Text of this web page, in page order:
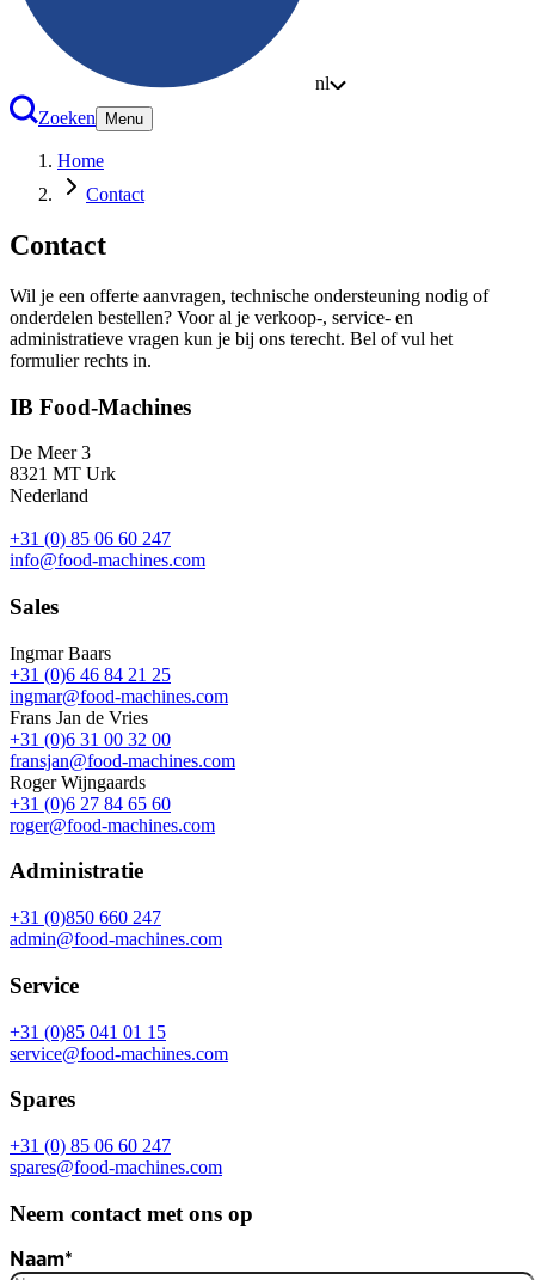
nl
Zoeken
Menu
Home
Contact
Contact
Wil je een offerte aanvragen, technische ondersteuning nodig of
onderdelen bestellen? Voor al je verkoop-, service- en
administratieve vragen kun je bij ons terecht. Bel of vul het
formulier rechts in.
IB Food-Machines
De Meer 3
8321 MT Urk
Nederland
+31 (0) 85 06 60 247
info@food-machines.com
Sales
Ingmar Baars
+31 (0)6 46 84 21 25
ingmar@food-machines.com
Frans Jan de Vries
+31 (0)6 31 00 32 00
fransjan@food-machines.com
Roger Wijngaards
+31 (0)6 27 84 65 60
roger@food-machines.com
Administratie
+31 (0)850 660 247
admin@food-machines.com
Service
+31 (0)85 041 01 15
service@food-machines.com
Spares
+31 (0) 85 06 60 247
spares@food-machines.com
Neem contact met ons op
Naam*